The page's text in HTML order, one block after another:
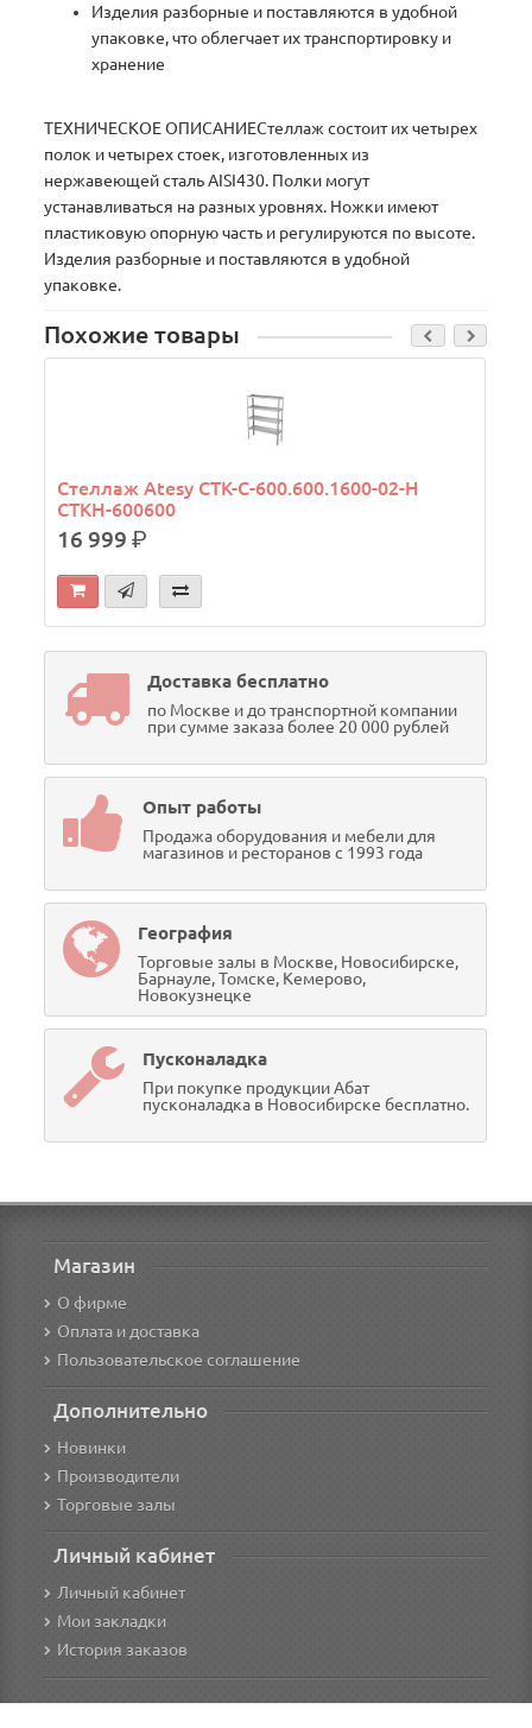
Изделия разборные и поставляются в удобной
упаковке, что облегчает их транспортировку и
хранение
ТЕХНИЧЕСКОЕ ОПИСАНИЕСтеллаж состоит их четырех
полок и четырех стоек, изготовленных из
нержавеющей сталь AISI430. Полки могут
устанавливаться на разных уровнях. Ножки имеют
пластиковую опорную часть и регулируются по высоте.
Изделия разборные и поставляются в удобной
упаковке.
Похожие товары
Стеллаж Atesy СТК-С-600.600.1600-02-Н
СТКН-600600
16 999р.
Доставка бесплатно
по Москве и до транспортной компании
при сумме заказа более 20 000 рублей
Опыт работы
Продажа оборудования и мебели для
магазинов и ресторанов с 1993 года
География
Торговые залы в Москве, Новосибирске,
Барнауле, Томске, Кемерово,
Новокузнецке
Пусконаладка
При покупке продукции Абат
пусконаладка в Новосибирске бесплатно.
Магазин
О фирме
Оплата и доставка
Пользовательское соглашение
Дополнительно
Новинки
Производители
Торговые залы
Личный кабинет
Личный кабинет
Мои закладки
История заказов